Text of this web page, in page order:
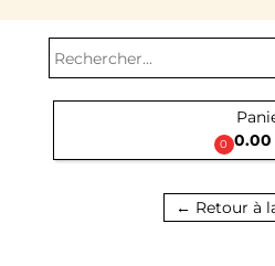
0 0.00
← Retour à